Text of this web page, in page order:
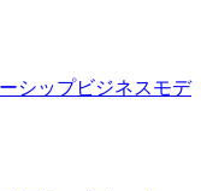
シップビジネスモデ